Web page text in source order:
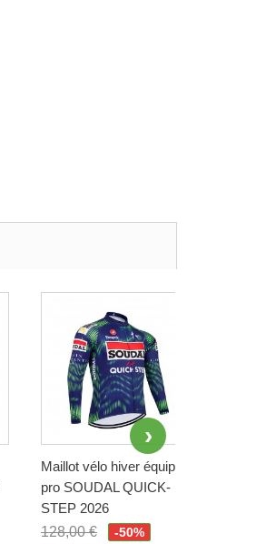
Maillot vélo hiver équipe
pro SOUDAL QUICK-
STEP 2026
128,00 €
-50%